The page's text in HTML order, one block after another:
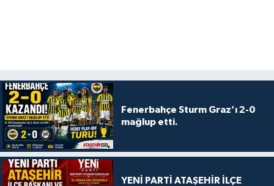
Fenerbahçe Sturm Graz’ı 2-0
mağlup etti.
YENİ PARTİ ATAŞEHİR İLÇE